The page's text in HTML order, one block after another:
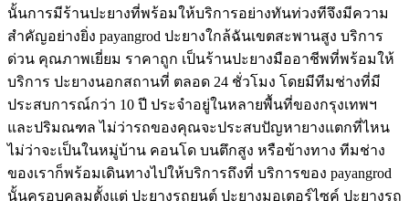
นั้นการมีร้านปะยางที่พร้อมให้บริการอย่างทันท่วงทีจึงมีความ
สำคัญอย่างยิ่ง payangrod ปะยางใกล้ฉันเขตสะพานสูง บริการ
ด่วน คุณภาพเยี่ยม ราคาถูก เป็นร้านปะยางมืออาชีพที่พร้อมให้
บริการ ปะยางนอกสถานที่ ตลอด 24 ชั่วโมง โดยมีทีมช่างที่มี
ประสบการณ์กว่า 10 ปี ประจำอยู่ในหลายพื้นที่ของกรุงเทพฯ
และปริมณฑล ไม่ว่ารถของคุณจะประสบปัญหายางแตกที่ไหน
ไม่ว่าจะเป็นในหมู่บ้าน คอนโด บนตึกสูง หรือข้างทาง ทีมช่าง
ของเราก็พร้อมเดินทางไปให้บริการถึงที่ บริการของ payangrod
นั้นครอบคลุมตั้งแต่ ปะยางรถยนต์ ปะยางมอเตอร์ไซค์ ปะยางรถ